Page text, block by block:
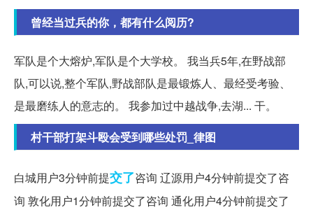
曾经当过兵的你，都有什么阅历?
军队是个大熔炉,军队是个大学校。 我当兵5年,在野战部
队,可以说,整个军队,野战部队是最锻炼人、最经受考验、
是最磨练人的意志的。 我参加过中越战争,去湖... 干。
村干部打架斗殴会受到哪些处罚_律图
白城用户3分钟前提交了咨询 辽源用户4分钟前提交了咨
询 敦化用户1分钟前提交了咨询 通化用户4分钟前提交了